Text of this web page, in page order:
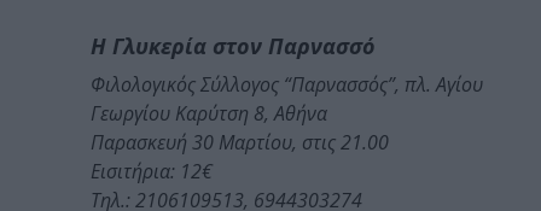
Η Γλυκερία στον Παρνασσό
Φιλολογικός Σύλλογος “Παρνασσός”, πλ. Αγίου
Γεωργίου Καρύτση 8, Αθήνα
Παρασκευή 30 Μαρτίου, στις 21.00
Εισιτήρια: 12€
Τηλ.: 2106109513, 6944303274